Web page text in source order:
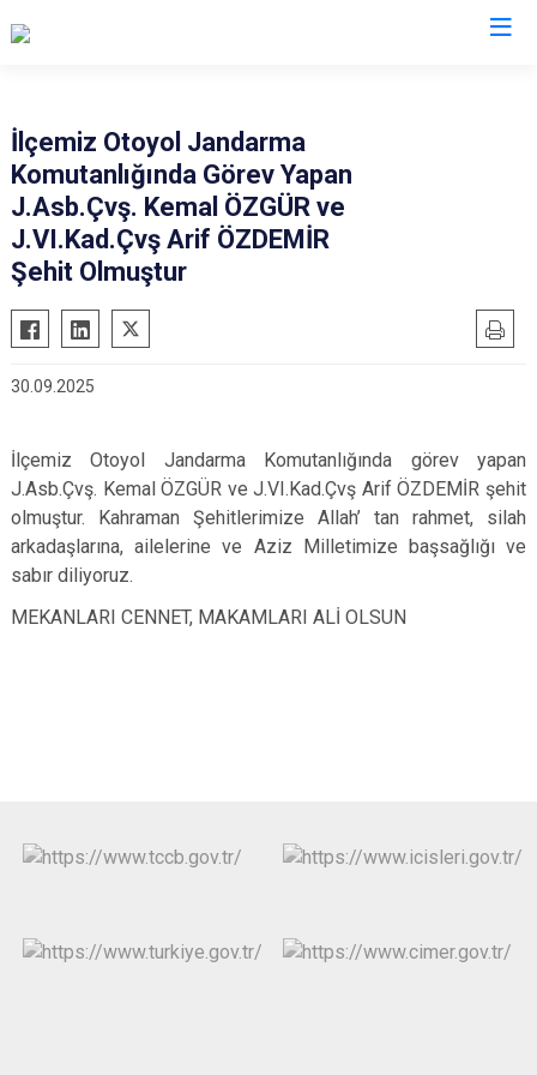
Ağaçören
Eskil
Gülağaç
Ortaköy
Sarıyahşi
İlçemiz Otoyol Jandarma
Komutanlığında Görev Yapan
J.Asb.Çvş. Kemal ÖZGÜR ve
J.VI.Kad.Çvş Arif ÖZDEMİR
Şehit Olmuştur
30.09.2025
İlçemiz Otoyol Jandarma Komutanlığında görev yapan
J.Asb.Çvş. Kemal ÖZGÜR ve J.VI.Kad.Çvş Arif ÖZDEMİR şehit
olmuştur. Kahraman Şehitlerimize Allah’ tan rahmet, silah
arkadaşlarına, ailelerine ve Aziz Milletimize başsağlığı ve
sabır diliyoruz.
MEKANLARI CENNET, MAKAMLARI ALİ OLSUN